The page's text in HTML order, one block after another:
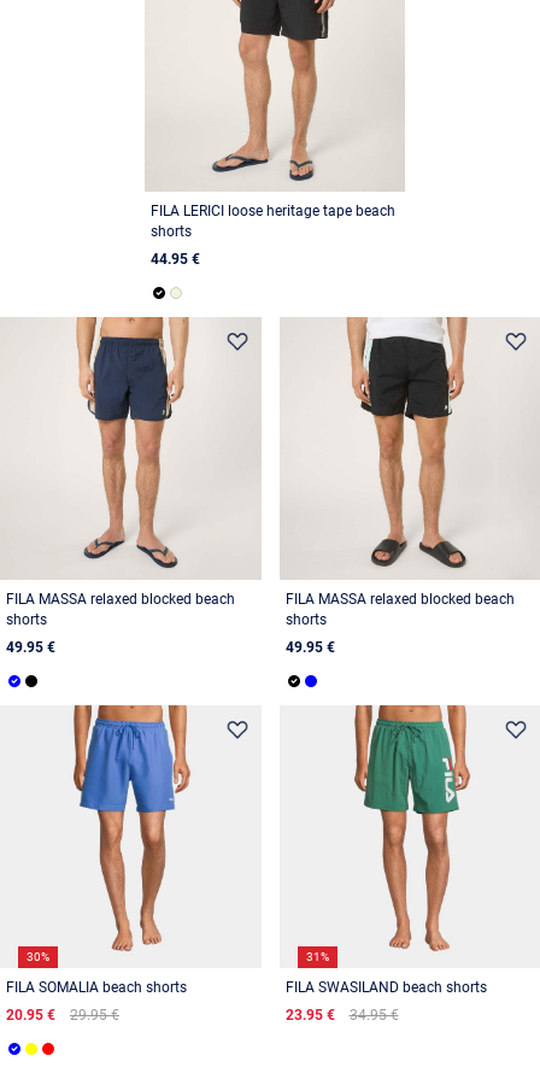
FILA LERICI loose heritage tape beach
shorts
44.95 €
FILA MASSA relaxed blocked beach
shorts
49.95 €
FILA MASSA relaxed blocked beach
shorts
49.95 €
30%
FILA SOMALIA beach shorts
20.95 €
29.95 €
31%
FILA SWASILAND beach shorts
23.95 €
34.95 €